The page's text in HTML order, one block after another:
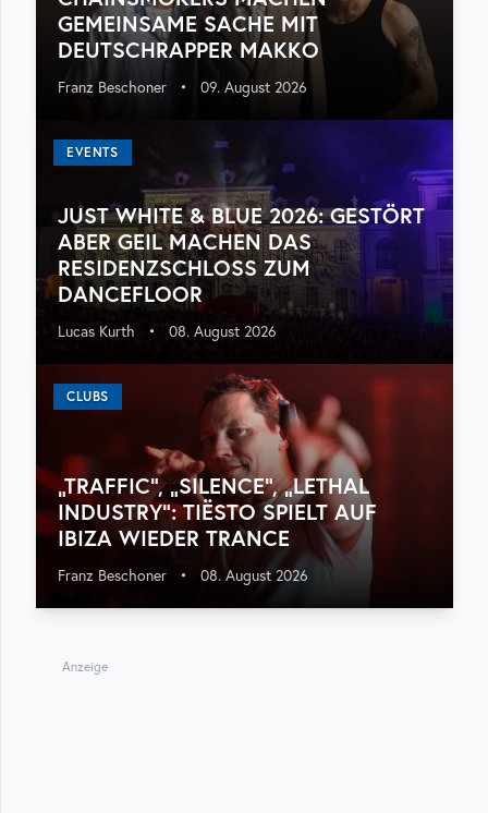
GEMEINSAME SACHE MIT
DEUTSCHRAPPER MAKKO
Franz Beschoner • 09. August 2026
EVENTS
JUST WHITE & BLUE 2026: GESTÖRT
ABER GEIL MACHEN DAS
RESIDENZSCHLOSS ZUM
DANCEFLOOR
Lucas Kurth • 08. August 2026
CLUBS
„TRAFFIC“, „SILENCE“, „LETHAL
INDUSTRY“: TIËSTO SPIELT AUF
IBIZA WIEDER TRANCE
Franz Beschoner • 08. August 2026
Anzeige